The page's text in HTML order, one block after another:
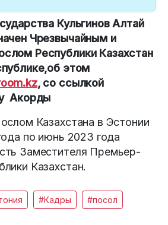
Кульгинов Алтай
Чрезвычайным и
Республики Казахстан
этом
, со ссылкой
Акорды
Казахстана в Эстонии
по июнь 2023 года
Заместителя Премьер-
Казахстан.
#Кадры #посол